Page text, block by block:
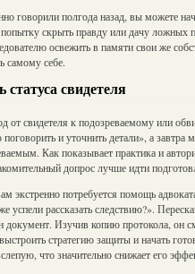
говорили полгода назад, вы можете
скрыть правду или дачу ложных
освежить в памяти свои же
самому себе.
статуса свидетеля
от свидетеля к подозреваемому или
и уточнить детали», а
Как показывает практика и
допрос лучше идти
экстренно потребуется помощь
рассказать следствию?».
Изучив копию протокола, он
стратегию защиты и начать
что значительно снижает его